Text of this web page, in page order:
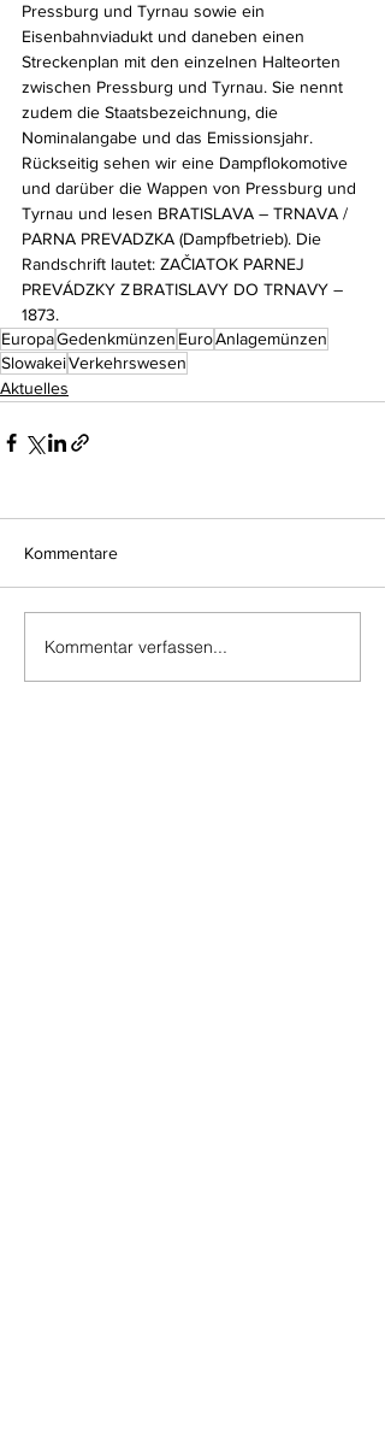
Pressburg und Tyrnau sowie ein
Eisenbahnviadukt und daneben einen
Streckenplan mit den einzelnen Halteorten
zwischen Pressburg und Tyrnau. Sie nennt
zudem die Staatsbezeichnung, die
Nominalangabe und das Emissionsjahr.
Rückseitig sehen wir eine Dampflokomotive
und darüber die Wappen von Pressburg und
Tyrnau und lesen BRATISLAVA – TRNAVA /
PARNA PREVADZKA (Dampfbetrieb). Die
Randschrift lautet: ZAČIATOK PARNEJ
PREVÁDZKY Z BRATISLAVY DO TRNAVY –
1873.
EuropaGedenkmünzen EuroAnlagemünzen
SlowakeiVerkehrswesen
Aktuelles
Kommentare
Kommentar verfassen...